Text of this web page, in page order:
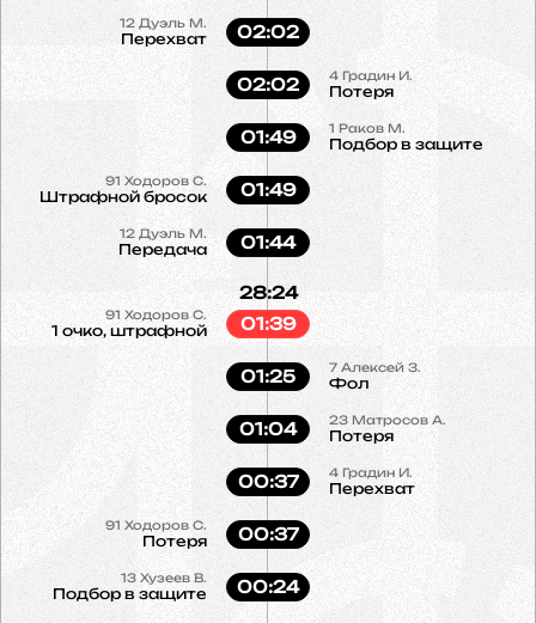
12 Дуэль М.
Перехват 02:02
4 Градин И.
Потеря
02:02
1 Раков М.
Подбор в защите
01:49
91 Ходоров С.
Штрафной бросок 01:49
12 Дуэль М.
Передача 01:44
91 Ходоров С.
1 очко, штрафной
28:24
01:39
7 Алексей З.
Фол
01:25
23 Матросов А.
Потеря
01:04
4 Градин И.
Перехват
00:37
91 Ходоров С.
Потеря 00:37
13 Хузеев В.
Подбор в защите 00:24